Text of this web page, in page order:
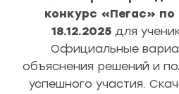
конкурс «Пегас» по
18.12.2025 для
Официальные
объяснения решений и
успешного участия.